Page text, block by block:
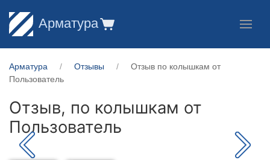
Арматура
Арматура Отзывы
Отзыв по колышкам от
Пользователь
Отзыв, по колышкам от
Пользователь